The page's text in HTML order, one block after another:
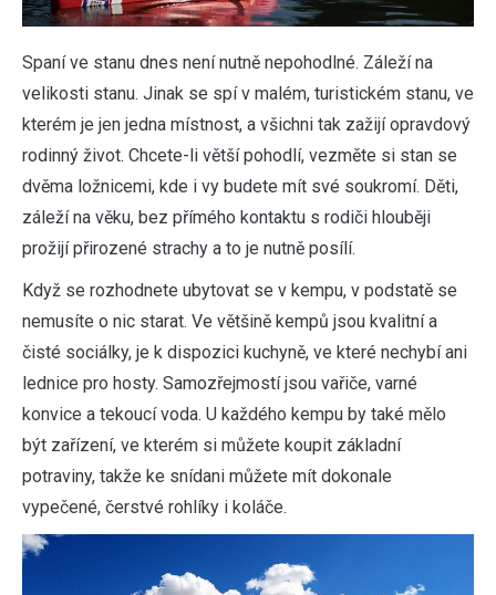
Spaní ve stanu dnes není nutně nepohodlné. Záleží na
velikosti stanu. Jinak se spí v malém, turistickém stanu, ve
kterém je jen jedna místnost, a všichni tak zažijí opravdový
rodinný život. Chcete-li větší pohodlí, vezměte si stan se
dvěma ložnicemi, kde i vy budete mít své soukromí. Děti,
záleží na věku, bez přímého kontaktu s rodiči hlouběji
prožijí přirozené strachy a to je nutně posílí.
Když se rozhodnete ubytovat se v kempu, v podstatě se
nemusíte o nic starat. Ve většině kempů jsou kvalitní a
čisté sociálky, je k dispozici kuchyně, ve které nechybí ani
lednice pro hosty. Samozřejmostí jsou vařiče, varné
konvice a tekoucí voda. U každého kempu by také mělo
být zařízení, ve kterém si můžete koupit základní
potraviny, takže ke snídani můžete mít dokonale
vypečené, čerstvé rohlíky i koláče.